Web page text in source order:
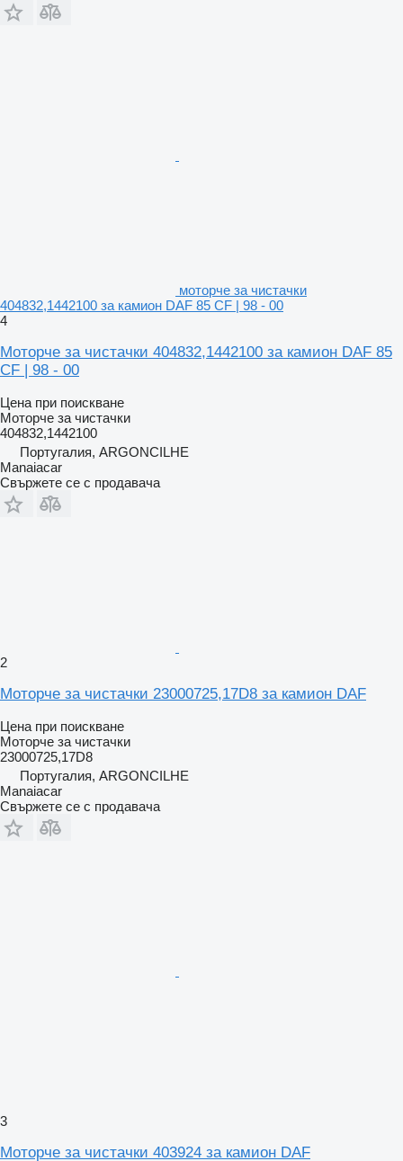
моторче за чистачки
404832,1442100 за камион DAF 85 CF | 98 - 00
4
Моторче за чистачки 404832,1442100 за камион DAF 85
CF | 98 - 00
Цена при поискване
Моторче за чистачки
404832,1442100
Португалия, ARGONCILHE
Manaiacar
Свържете се с продавача
2
Моторче за чистачки 23000725,17D8 за камион DAF
Цена при поискване
Моторче за чистачки
23000725,17D8
Португалия, ARGONCILHE
Manaiacar
Свържете се с продавача
3
Моторче за чистачки 403924 за камион DAF